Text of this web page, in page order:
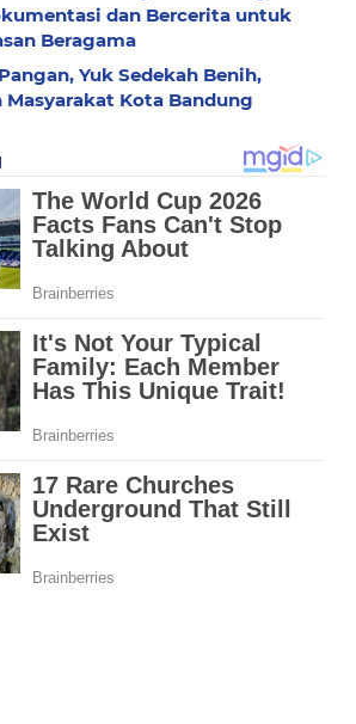
dan Bercerita untuk
Beragama
Yuk Sedekah Benih,
Masyarakat Kota Bandung